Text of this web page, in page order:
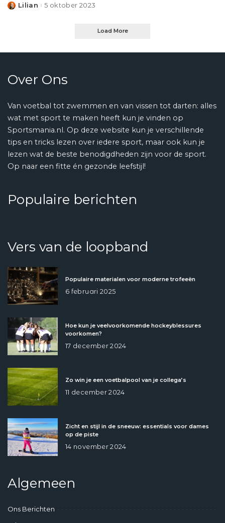
Posted
Lilian 5 oktober 2023
Load More
Over Ons
Van voetbal tot zwemmen en van vissen tot darten: alles
wat met sport te maken heeft kun je vinden op
Sportsmania.nl. Op deze website kun je verschillende
tips en tricks lezen over iedere sport, maar ook kun je
lezen wat de beste benodigdheden zijn voor de sport.
Op naar een fitte én gezonde leefstijl!
Populaire berichten
Vers van de loopband
Populaire materialen voor moderne trofeeën
6 februari 2025
Hoe kun je veelvoorkomende hockeyblessures
voorkomen?
17 december 2024
Zo win je een voetbalpool van je collega’s
11 december 2024
Zicht en stijl in de sneeuw: essentials voor dames
op de piste
14 november 2024
Algemeen
Ons Berichten